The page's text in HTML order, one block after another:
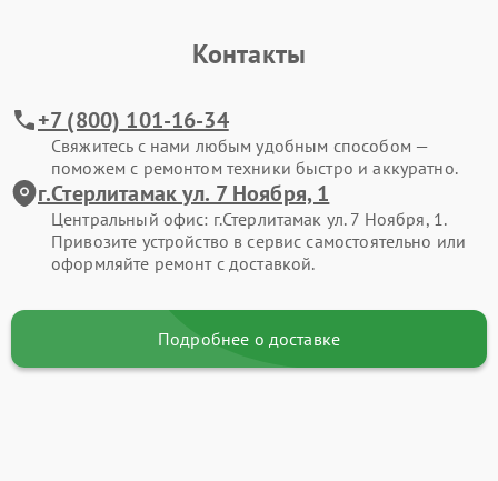
Контакты
+7 (800) 101-16-34
Свяжитесь с нами любым удобным способом —
поможем с ремонтом техники быстро и аккуратно.
г.Стерлитамак ул. 7 Ноября, 1
Центральный офис: г.Стерлитамак ул. 7 Ноября, 1.
Привозите устройство в сервис самостоятельно или
оформляйте ремонт с доставкой.
Подробнее о доставке